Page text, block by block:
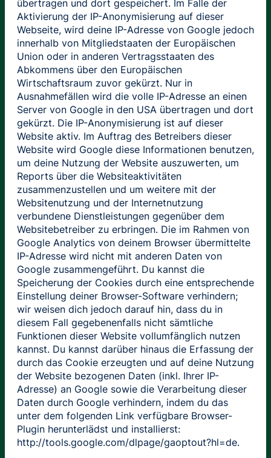
übertragen und dort gespeichert. Im Falle der
Aktivierung der IP-Anonymisierung auf dieser
Webseite, wird deine IP-Adresse von Google jedoch
innerhalb von Mitgliedstaaten der Europäischen
Union oder in anderen Vertragsstaaten des
Abkommens über den Europäischen
Wirtschaftsraum zuvor gekürzt. Nur in
Ausnahmefällen wird die volle IP-Adresse an einen
Server von Google in den USA übertragen und dort
gekürzt. Die IP-Anonymisierung ist auf dieser
Website aktiv. Im Auftrag des Betreibers dieser
Website wird Google diese Informationen benutzen,
um deine Nutzung der Website auszuwerten, um
Reports über die Websiteaktivitäten
zusammenzustellen und um weitere mit der
Websitenutzung und der Internetnutzung
verbundene Dienstleistungen gegenüber dem
Websitebetreiber zu erbringen. Die im Rahmen von
Google Analytics von deinem Browser übermittelte
IP-Adresse wird nicht mit anderen Daten von
Google zusammengeführt. Du kannst die
Speicherung der Cookies durch eine entsprechende
Einstellung deiner Browser-Software verhindern;
wir weisen dich jedoch darauf hin, dass du in
diesem Fall gegebenenfalls nicht sämtliche
Funktionen dieser Website vollumfänglich nutzen
kannst. Du kannst darüber hinaus die Erfassung der
durch das Cookie erzeugten und auf deine Nutzung
der Website bezogenen Daten (inkl. Ihrer IP-
Adresse) an Google sowie die Verarbeitung dieser
Daten durch Google verhindern, indem du das
unter dem folgenden Link verfügbare Browser-
Plugin herunterlädst und installierst:
http://tools.google.com/dlpage/gaoptout?hl=de.